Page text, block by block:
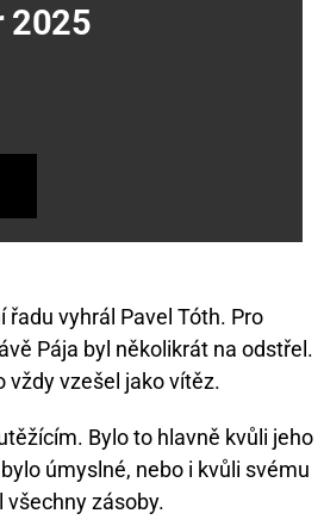
2025
vyhrál Pavel Tóth. Pro
Pája byl několikrát na odstřel.
vždy vzešel jako vítěz.
Bylo to hlavně kvůli jeho
úmyslné, nebo i kvůli svému
zásoby.